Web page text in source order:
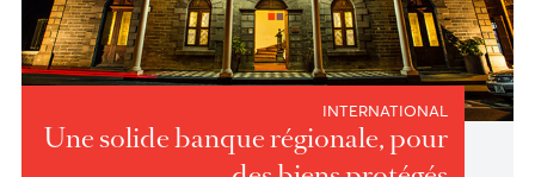
INTERNATIONAL